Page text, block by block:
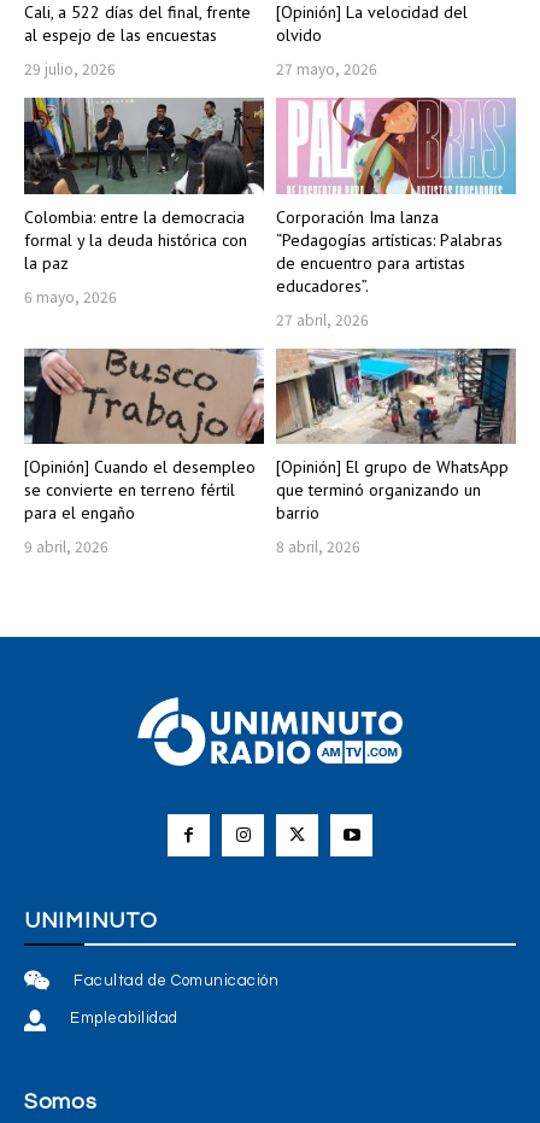
Cali, a 522 días del final, frente
al espejo de las encuestas
29 julio, 2026
[Opinión] La velocidad del
olvido
27 mayo, 2026
Colombia: entre la democracia
formal y la deuda histórica con
la paz
6 mayo, 2026
Corporación Ima lanza
“Pedagogías artísticas: Palabras
de encuentro para artistas
educadores”.
27 abril, 2026
[Opinión] Cuando el desempleo
se convierte en terreno fértil
para el engaño
9 abril, 2026
[Opinión] El grupo de WhatsApp
que terminó organizando un
barrio
8 abril, 2026
UNIMINUTO
Facultad de Comunicación
Empleabilidad
Somos